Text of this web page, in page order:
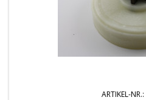
ARTIKEL-NR.: